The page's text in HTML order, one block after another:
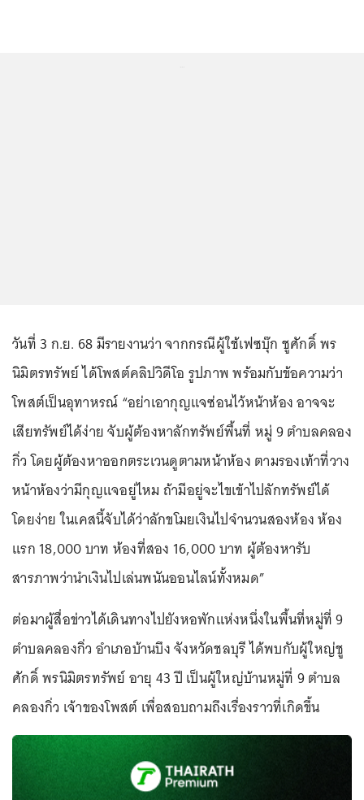
วันที่ 3 ก.ย. 68 มีรายงานว่า จากกรณีผู้ใช้เฟซบุ๊ก ชูศักดิ์ พร
นิมิตรทรัพย์ ได้โพสต์คลิปวิดีโอ รูปภาพ พร้อมกับข้อความว่า
โพสต์เป็นอุทาหรณ์ “อย่าเอากุญแจซ่อนไว้หน้าห้อง อาจจะ
เสียทรัพย์ได้ง่าย จับผู้ต้องหาลักทรัพย์พื้นที่ หมู่ 9 ตำบลคลอง
กิ่ว โดยผู้ต้องหาออกตระเวนดูตามหน้าห้อง ตามรองเท้าที่วาง
หน้าห้องว่ามีกุญแจอยู่ไหม ถ้ามีอยู่จะไขเข้าไปลักทรัพย์ได้
โดยง่าย ในเคสนี้จับได้ว่าลักขโมยเงินไปจำนวนสองห้อง ห้อง
แรก 18,000 บาท ห้องที่สอง 16,000 บาท ผู้ต้องหารับ
สารภาพว่านำเงินไปเล่นพนันออนไลน์ทั้งหมด”
ต่อมาผู้สื่อข่าวได้เดินทางไปยังหอพักแห่งหนึ่งในพื้นที่หมู่ที่ 9
ตำบลคลองกิ่ว อำเภอบ้านบึง จังหวัดชลบุรี ได้พบกับผู้ใหญ่ชู
ศักดิ์ พรนิมิตรทรัพย์ อายุ 43 ปี เป็นผู้ใหญ่บ้านหมู่ที่ 9 ตำบล
คลองกิ่ว เจ้าของโพสต์ เพื่อสอบถามถึงเรื่องราวที่เกิดขึ้น